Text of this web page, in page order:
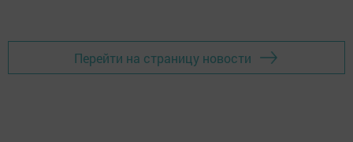
Перейти на страницу новости